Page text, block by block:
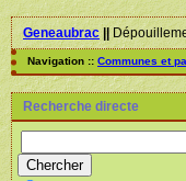
Geneaubrac||
Navigation :: Communes et
Recherche directe